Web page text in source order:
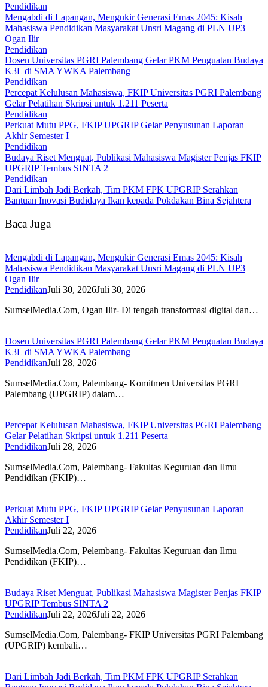
Pendidikan
Mengabdi di Lapangan, Mengukir Generasi Emas 2045: Kisah
Mahasiswa Pendidikan Masyarakat Unsri Magang di PLN UP3
Ogan Ilir
Pendidikan
Dosen Universitas PGRI Palembang Gelar PKM Penguatan Budaya
K3L di SMA YWKA Palembang
Pendidikan
Percepat Kelulusan Mahasiswa, FKIP Universitas PGRI Palembang
Gelar Pelatihan Skripsi untuk 1.211 Peserta
Pendidikan
Perkuat Mutu PPG, FKIP UPGRIP Gelar Penyusunan Laporan
Akhir Semester I
Pendidikan
Budaya Riset Menguat, Publikasi Mahasiswa Magister Penjas FKIP
UPGRIP Tembus SINTA 2
Pendidikan
Dari Limbah Jadi Berkah, Tim PKM FPK UPGRIP Serahkan
Bantuan Inovasi Budidaya Ikan kepada Pokdakan Bina Sejahtera
Baca Juga
Mengabdi di Lapangan, Mengukir Generasi Emas 2045: Kisah
Mahasiswa Pendidikan Masyarakat Unsri Magang di PLN UP3
Ogan Ilir
PendidikanJuli 30, 2026Juli 30, 2026
SumselMedia.Com, Ogan Ilir- Di tengah transformasi digital dan…
Dosen Universitas PGRI Palembang Gelar PKM Penguatan Budaya
K3L di SMA YWKA Palembang
PendidikanJuli 28, 2026
SumselMedia.Com, Palembang- Komitmen Universitas PGRI
Palembang (UPGRIP) dalam…
Percepat Kelulusan Mahasiswa, FKIP Universitas PGRI Palembang
Gelar Pelatihan Skripsi untuk 1.211 Peserta
PendidikanJuli 28, 2026
SumselMedia.Com, Palembang- Fakultas Keguruan dan Ilmu
Pendidikan (FKIP)…
Perkuat Mutu PPG, FKIP UPGRIP Gelar Penyusunan Laporan
Akhir Semester I
PendidikanJuli 22, 2026
SumselMedia.Com, Pelembang- Fakultas Keguruan dan Ilmu
Pendidikan (FKIP)…
Budaya Riset Menguat, Publikasi Mahasiswa Magister Penjas FKIP
UPGRIP Tembus SINTA 2
PendidikanJuli 22, 2026Juli 22, 2026
SumselMedia.Com, Palembang- FKIP Universitas PGRI Palembang
(UPGRIP) kembali…
Dari Limbah Jadi Berkah, Tim PKM FPK UPGRIP Serahkan